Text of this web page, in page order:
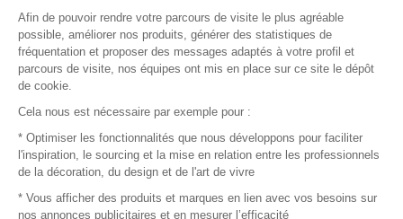
Plan du site
© 2016 –Organisation SAFI
Recrutement
Afin de pouvoir rendre votre parcours de visite le plus agréable
possible, améliorer nos produits, générer des statistiques de
fréquentation et proposer des messages adaptés à votre profil et
parcours de visite, nos équipes ont mis en place sur ce site le dépôt
de cookie.
Cela nous est nécessaire par exemple pour :
* Optimiser les fonctionnalités que nous développons pour faciliter
l'inspiration, le sourcing et la mise en relation entre les professionnels
de la décoration, du design et de l'art de vivre
* Vous afficher des produits et marques en lien avec vos besoins sur
nos annonces publicitaires et en mesurer l’efficacité